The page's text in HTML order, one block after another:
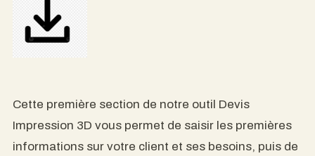
Cette première section de notre outil Devis
Impression 3D vous permet de saisir les premières
informations sur votre client et ses besoins, puis de